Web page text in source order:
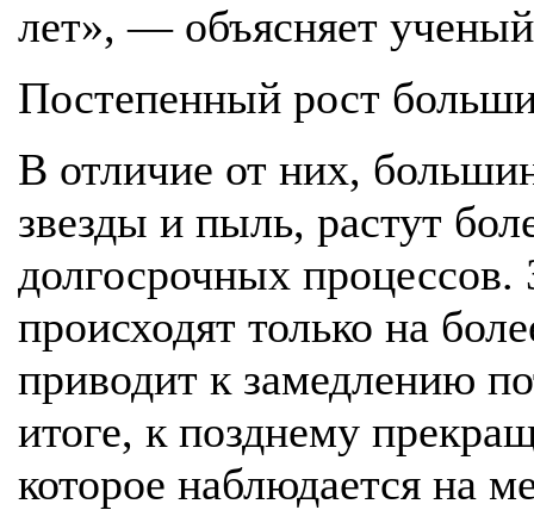
лет», — объясняет
Постепенный рост
В отличие от них,
звезды и пыль, растут
долгосрочных процессов.
происходят только на
приводит к замедлению
итоге, к позднему
которое наблюдается на